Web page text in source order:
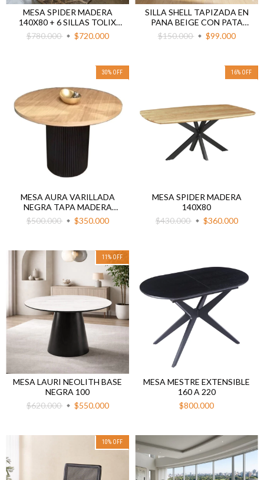
MESA SPIDER MADERA
140X80 + 6 SILLAS TOLIX
CON MADERA
$780.000 $720.000
SILLA SHELL TAPIZADA EN
PANA BEIGE CON PATA
DORADA
$150.000 $99.000
30% OFF
MESA AURA VARILLADA
NEGRA TAPA MADERA
NATURAL 100
$500.000 $350.000
16% OFF
MESA SPIDER MADERA
140X80
$430.000
$360.000
11 % OFF
MESA LAURI NEOLITH BASE
NEGRA 100
$620.000
$550.000
MESA MESTRE EXTENSIBLE
160 A 220
$800.000
10% OFF